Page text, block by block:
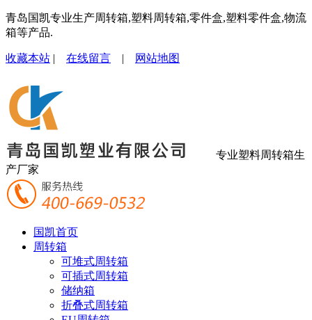
青岛国凯专业生产周转箱,塑料周转箱,零件盒,塑料零件盒,物流
箱等产品.
收藏本站 | 在线留言 | 网站地图
专业塑料周转箱生
产厂家
国凯首页
周转箱
可堆式周转箱
可插式周转箱
储纳箱
折叠式周转箱